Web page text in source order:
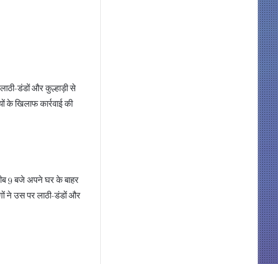
डंडों और कुल्हाड़ी से
के खिलाफ कार्रवाई की
9 बजे अपने घर के बाहर
ने उस पर लाठी-डंडों और